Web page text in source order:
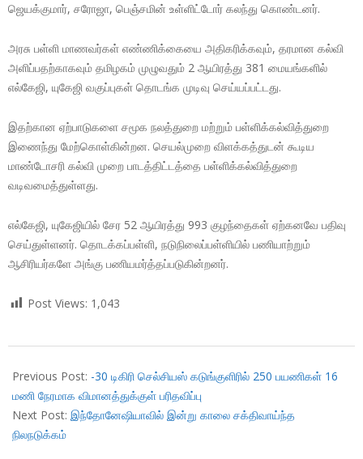
ஜெயக்குமார், சரோஜா, பெஞ்சமின் உள்ளிட்டோர் கலந்து கொண்டனர்.
அரசு பள்ளி மாணவர்கள் எண்ணிக்கையை அதிகரிக்கவும், தரமான கல்வி
அளிப்பதற்காகவும் தமிழகம் முழுவதும் 2 ஆயிரத்து 381 மையங்களில்
எல்கேஜி, யுகேஜி வகுப்புகள் தொடங்க முடிவு செய்யப்பட்டது.
இதற்கான ஏற்பாடுகளை சமூக நலத்துறை மற்றும் பள்ளிக்கல்வித்துறை
இணைந்து மேற்கொள்கின்றன. செயல்முறை விளக்கத்துடன் கூடிய
மாண்டோசரி கல்வி முறை பாடத்திட்டத்தை பள்ளிக்கல்வித்துறை
வடிவமைத்துள்ளது.
எல்கேஜி, யுகேஜியில் சேர 52 ஆயிரத்து 993 குழந்தைகள் ஏற்கனவே பதிவு
செய்துள்ளனர். தொடக்கப்பள்ளி, நடுநிலைப்பள்ளியில் பணியாற்றும்
ஆசிரியர்களே அங்கு பணியமர்த்தப்படுகின்றனர்.
Post Views: 1,043
01-
21
Previous Post: -30 டிகிரி செல்சியஸ் கடுங்குளிரில் 250 பயணிகள் 16
மணி நேரமாக விமானத்துக்குள் பரிதவிப்பு
Next Post: இந்தோனேஷியாவில் இன்று காலை சக்திவாய்ந்த
நிலநடுக்கம்